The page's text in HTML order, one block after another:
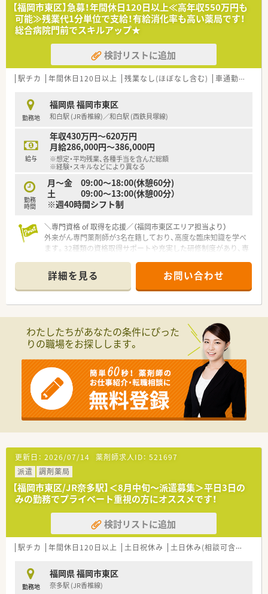
【法人特徴について】
■福岡県と熊本県を中心に、調剤薬局とドラッグストアのチェー
ン展開を100店舗以上行っており毎年成長しています。
■創業40年の歴史を持ち地域に根差した店舗運営を行い、各種
イベントを通じて地域医療をサポートしている企業です。
■調剤部門とドラッグ部門は明確に分かれており、レジ打ちや品
出し業務をすることなく専門業務に専念できる環境です。
【こんな取り組みをしています】
■全店に最新の監査レンジをはじめとした調剤機器を導入して
おり、インシデント対策を徹底し安全性を高めています。
■地域住民の健康増進を目的とした各種健康セミナーや、スポー
ツイベントへの協賛など地域貢献に努めています。
■フィットネスクラブや漢方専門店とコラボレーションした店
舗を出店するなど、最先端の薬局運営に挑戦しています。
【やりがい/おすすめポイント】
■外来の処方箋応需にとどまらず在宅医療から看取りまで経験
できるため、患者様に深く寄り添うやりがいを実感できます。
社員の健康と働きやすさが守られた安心の環境です。
■生活用品や化粧品を優待価格で購入できる社員割引制度が用
意されており、日々の生活面でも大きなメリットがあります。
【福岡市東区】急募！年間休日120日以上≪高年収550万円も
可能≫残業代1分単位で支給！有給消化率も高い薬局です！
総合病院門前でスキルアップ★
検討リストに追加
駅チカ 年間休日120日以上 残業なし(ほぼなし含む) 車通勤可
勤務地
福岡県 福岡市東区
和白駅 (JR香椎線)／和白駅 (西鉄貝塚線)
給与
年収430万円～620万円
月給286,000円～386,000円
※想定・平均残業、各種手当を含んだ総額
※経験・スキルなどにより異なる
勤務
時間
月～金 09:00～18:00(休憩60分)
土 09:00～13:00(休憩00分）
※週40時間シフト制
＼専門資格 of 取得を応援／（福岡市東区エリア担当より）
外来がん専門薬剤師が3名在籍しており、高度な臨床知識を学べ
ます。32種類の資格取得サポートや充実した研修制度があり、専
【店舗情報と応需状況について】
■和白駅から徒歩8分に位置し、近隣の大型総合病院等の総合科
目を1日200枚ほど応需しており、幅広い知識を習得できる環境
■近隣には複数のクリニックもあり、多様な処方箋に触れること
で、薬剤師としての臨床経験を確実に積むことが可能となってい
ます。
■薬剤師も常時10名以上在籍している大型店舗になります。
【法人特徴について】
■大手チェーンのグループ会社として、九州や中国エリアを中心
に39店舗を展開し、強固な経営基盤と安定性を誇る法人です。
■業界最大級のネットワークを構築しており、地域連携薬局や健
康サポート薬局の認定を受けるなど、地域密着型の運営をしてい
ます。
など、スマート薬歴システムの導入により業務効率化を図ってい
ます。
【勤務実態について】
■残業代は1分単位で計算されており、始業前の打刻も勤務時間
としてカウントされるため、サービス残業が一切ない環境です。
■有給休暇の平均取得日数は年間11日程度と高く、消化率も
90％を超えているため、プライベートの予定も立てやすい職場
です。
■営業時間は平日は18時までとなっており、夜遅い勤務が発生
ます。
詳細を見る お問い合わせ
わたしたちがあなたの条件にぴった
りの職場をお探しします。
更新日： 2026/07/14 薬剤師求人ID： 521697
派遣
調剤薬局
【福岡市東区/JR奈多駅】＜8月中旬～派遣募集＞平日3日の
みの勤務でプライベート重視の方にオススメです！
検討リストに追加
駅チカ 年間休日120日以上 土日祝休み 土日休み(相談可含む)
勤務地
福岡県 福岡市東区
奈多駅 (JR香椎線)